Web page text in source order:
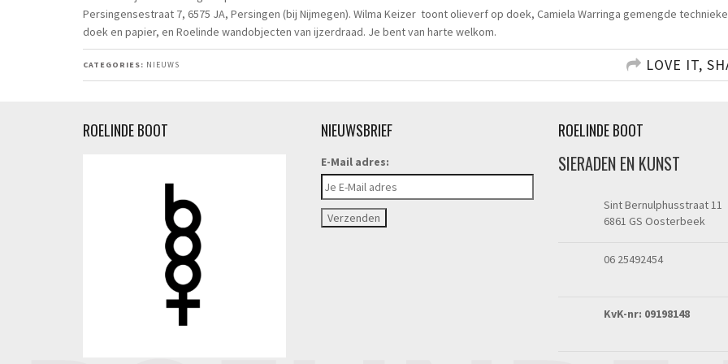
Persingensestraat 7, 6575 JA, Persingen (bij Nijmegen). Wilma Keizer toont olieverf op doek, Camiela Warringa gemengde
doek en papier, en Roelinde wandobjecten van ijzerdraad. Je bent van harte welkom.
CATEGORIES: NIEUWS LOVE IT,
ROELINDE BOOT NIEUWSBRIEF
E-Mail adres:
ROELINDE BOOT
SIERADEN EN KUNST
Sint Bernulphusstraat 11
6861 GS Oosterbeek
06 25492454
KvK-nr: 09198148